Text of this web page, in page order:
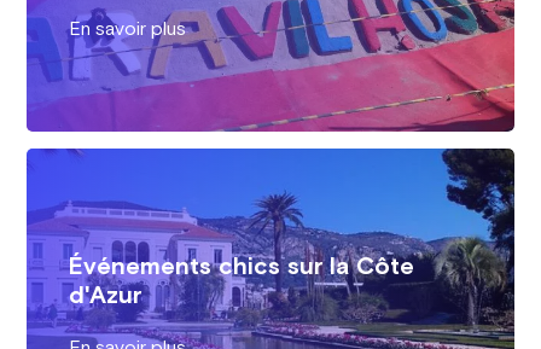
En savoir plus
Événements chics sur la Côte
d'Azur